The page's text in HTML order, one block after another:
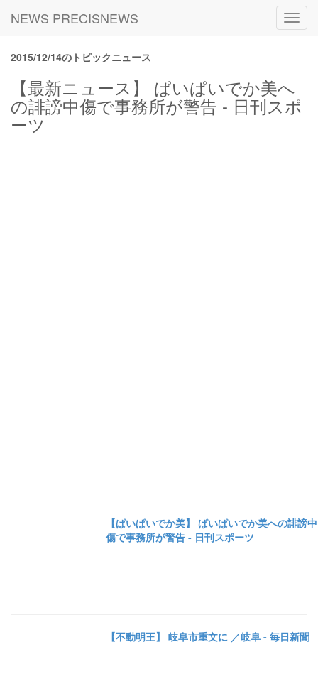
NEWS PRECISNEWS
2015/12/14のトピックニュース
【最新ニュース】 ぱいぱいでか美へ
の誹謗中傷で事務所が警告 - 日刊スポ
ーツ
【ぱいぱいでか美】 ぱいぱいでか美への誹謗中
傷で事務所が警告 - 日刊スポーツ
【不動明王】 岐阜市重文に ／岐阜 - 毎日新聞